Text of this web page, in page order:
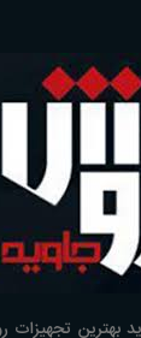
تجهیزات